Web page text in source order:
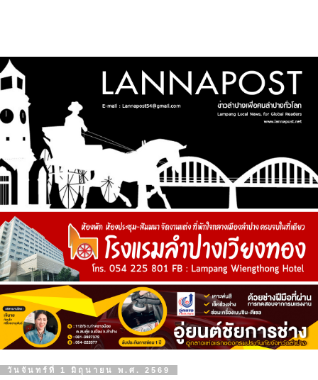
วันจันทร์ที่ 1 มิถุนายน พ.ศ. 2569